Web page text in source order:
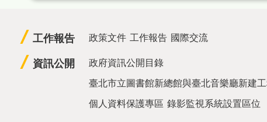
工作報告 政策文件 工作報告 國際交流
資訊公開
政府資訊公開目錄
臺北市立圖書館新總館與臺北音樂廳新建
個人資料保護專區 錄影監視系統設置區位